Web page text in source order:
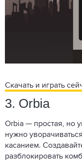
Скачать и играть
3. Orbia
Orbia — простая, но
нужно
касанием.
разблокировать